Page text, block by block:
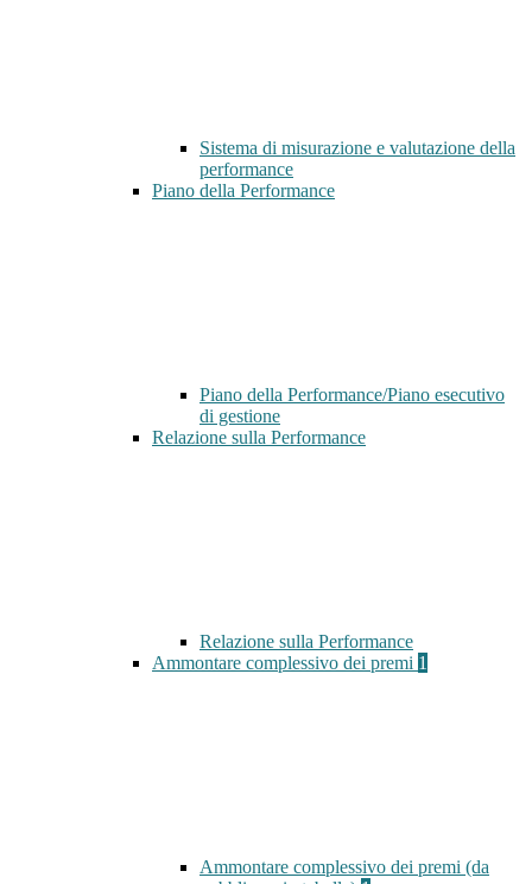
Sistema di misurazione e valutazione della
performance
Piano della Performance
Piano della Performance/Piano esecutivo
di gestione
Relazione sulla Performance
Relazione sulla Performance
Ammontare complessivo dei premi 1
Ammontare complessivo dei premi (da